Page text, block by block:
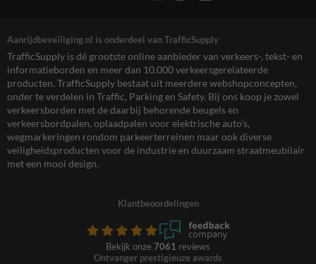
Aanrijdbeveiliging.nl is onderdeel van TrafficSupply
TrafficSupply is dé grootste online aanbieder van verkeers-, tekst- en
informatieborden en meer dan 10.000 verkeersgerelateerde
producten. TrafficSupply bestaat uit meerdere webshopconcepten,
onder te verdelen in Traffic, Parking en Safety. Bij ons koop je zowel
verkeersborden met de daarbij behorende beugels en
verkeersbordpalen, oplaadpalen voor elektrische auto’s,
wegmarkeringen rondom parkeerterreinen maar ook diverse
veiligheidsproducten voor de industrie en duurzaam straatmeubilair
met een mooi design.
Klantbeoordelingen
Bekijk onze 7061 reviews
Ontvanger prestigieuze awards